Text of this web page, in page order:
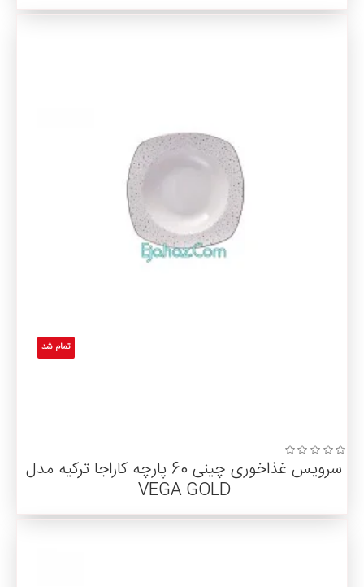
تمام شد
سرویس غذاخوری چینی 60 پارچه کاراجا ترکیه مدل
VEGA GOLD